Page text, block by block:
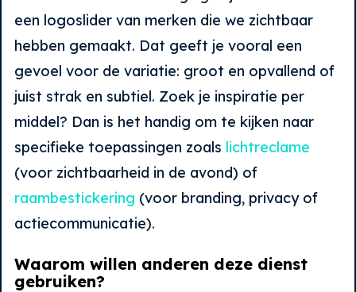
een logoslider van merken die we zichtbaar
hebben gemaakt. Dat geeft je vooral een
gevoel voor de variatie: groot en opvallend of
juist strak en subtiel. Zoek je inspiratie per
middel? Dan is het handig om te kijken naar
specifieke toepassingen zoals lichtreclame
(voor zichtbaarheid in de avond) of
raambestickering (voor branding, privacy of
actiecommunicatie).
Waarom willen anderen deze dienst
gebruiken?